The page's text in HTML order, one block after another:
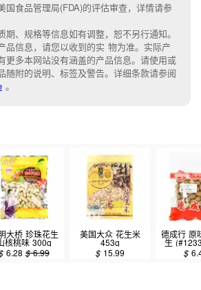
国食品管理局(FDA)的评估审查，详情请参
期、规格等信息如有调整，恕不另行通知。
品信息，请您以收到的实 物为准。实际产
更多本网站没有涵盖的产品信息。请使用或
随附的说明、标签及警告。详细条款请参阅
。
大桥 珍珠花生
核桃味 300g
6.28 $6.99
美国大众 花生米
453g
$ 15.99
德成行 原
生
$